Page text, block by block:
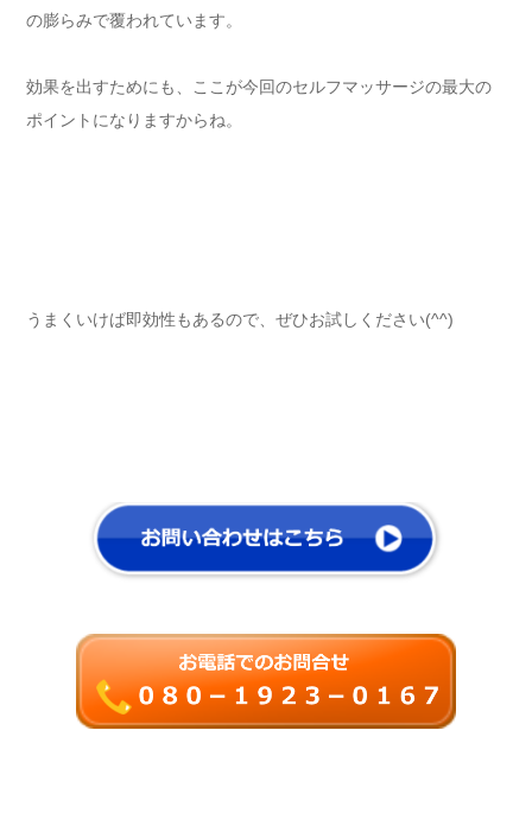
の膨らみで覆われています。
効果を出すためにも、ここが今回のセルフマッサージの最大の
ポイントになりますからね。
うまくいけば即効性もあるので、ぜひお試しください(^^)